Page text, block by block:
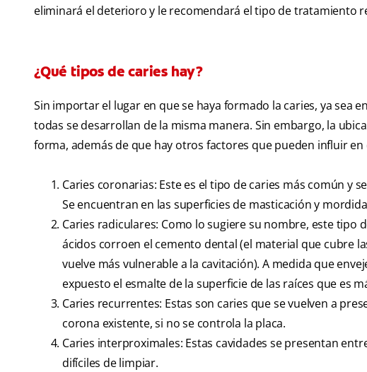
eliminará el deterioro y le recomendará el tipo de tratamiento
¿Qué tipos de caries hay?
Sin importar el lugar en que se haya formado la caries, ya sea
todas se desarrollan de la misma manera. Sin embargo, la
forma, además de que hay otros factores que pueden influir en
Caries coronarias: Este es el tipo de caries más común y
Se encuentran en las superficies de masticación y
Caries radiculares: Como lo sugiere su nombre, este tipo
ácidos corroen el cemento dental (el material que cubre
vuelve más vulnerable a la cavitación). A medida que
expuesto el esmalte de la superficie de las raíces que es
Caries recurrentes: Estas son caries que se vuelven a
corona existente, si no se controla la placa.
Caries interproximales: Estas cavidades se presentan
difíciles de limpiar.